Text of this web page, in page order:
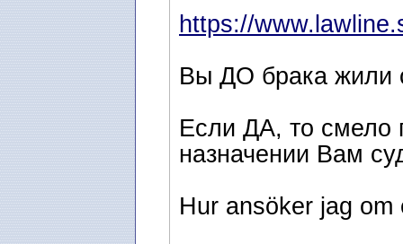
https://
Вы ДО брака жили
Если ДА, то смело
назначении Вам
Hur ansöker jag